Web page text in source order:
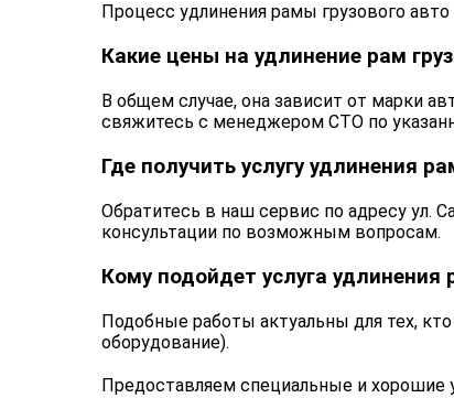
Процесс удлинения рамы грузового
Какие цены на удлинение рам
В общем случае, она зависит от марки
свяжитесь с менеджером СТО по
Где получить услугу удлинения
Обратитесь в наш сервис по адресу ул.
консультации по возможным вопросам.
Кому подойдет услуга удлинения
Подобные работы актуальны для тех,
оборудование).
Предоставляем специальные и